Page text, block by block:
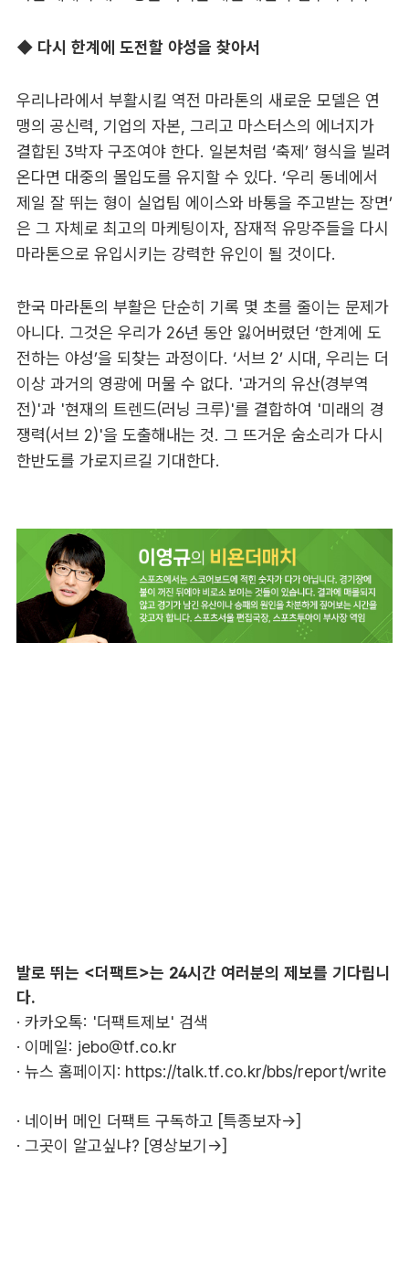
◆ 다시 한계에 도전할 야성을 찾아서
우리나라에서 부활시킬 역전 마라톤의 새로운 모델은 연
맹의 공신력, 기업의 자본, 그리고 마스터스의 에너지가
결합된 3박자 구조여야 한다. 일본처럼 ‘축제’ 형식을 빌려
온다면 대중의 몰입도를 유지할 수 있다. ‘우리 동네에서
제일 잘 뛰는 형이 실업팀 에이스와 바통을 주고받는 장면’
은 그 자체로 최고의 마케팅이자, 잠재적 유망주들을 다시
마라톤으로 유입시키는 강력한 유인이 될 것이다.
한국 마라톤의 부활은 단순히 기록 몇 초를 줄이는 문제가
아니다. 그것은 우리가 26년 동안 잃어버렸던 ‘한계에 도
전하는 야성’을 되찾는 과정이다. ‘서브 2’ 시대, 우리는 더
이상 과거의 영광에 머물 수 없다. '과거의 유산(경부역
전)'과 '현재의 트렌드(러닝 크루)'를 결합하여 '미래의 경
쟁력(서브 2)'을 도출해내는 것. 그 뜨거운 숨소리가 다시
한반도를 가로지르길 기대한다.
발로 뛰는 <더팩트>는 24시간 여러분의 제보를 기다립니
다.
· 카카오톡: '더팩트제보' 검색
· 이메일: jebo@tf.co.kr
· 뉴스 홈페이지: https://talk.tf.co.kr/bbs/report/write
· 네이버 메인 더팩트 구독하고 [특종보자→]
· 그곳이 알고싶냐? [영상보기→]